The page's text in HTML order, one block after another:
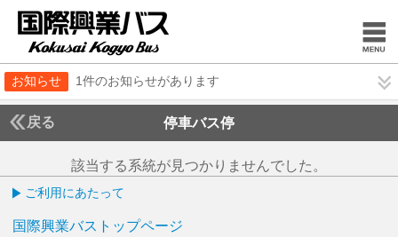
お知らせ 1件のお知らせがあります
戻る 停車バス停
該当する系統が見つかりませんでした。
ご利用にあたって
国際興業バストップページ